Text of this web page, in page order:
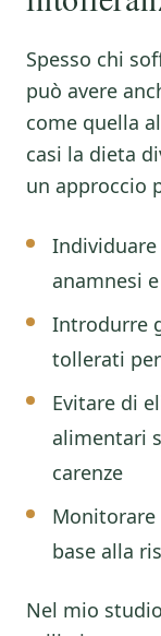
Spesso chi
può avere
come quella
casi la dieta
un approccio
anamnesi
Introdurre
tollerati
Evitare di
alimentari
carenze
base alla
Nel mio